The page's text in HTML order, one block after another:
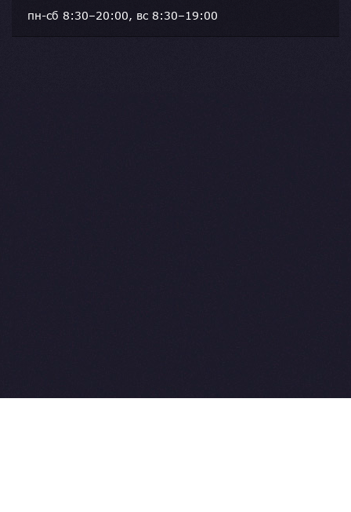
пн-сб 8:30–20:00, вс 8:30–19:00